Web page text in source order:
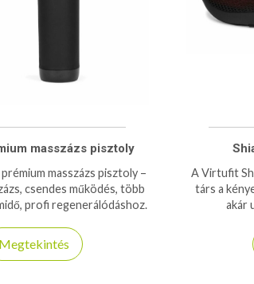
masszázs pisztoly
masszázs pisztoly –
csendes működés, több
profi regenerálódáshoz.
Megtekintés
A Virtufit
társ a
akár